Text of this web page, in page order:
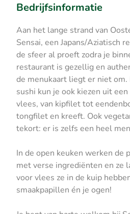
Bedrijfsinformatie
Aan het lange strand van
Sensai, een Japans/Aziatisch
de sfeer al proeft zodra je
restaurant is gezellig en
de menukaart liegt er niet
sushi kun je ook kiezen uit
vlees, van kipfilet tot
tongfilet en kreeft. Ook
tekort: er is zelfs een heel
In de open keuken werken de
met verse ingrediënten en ze
voor vlees ze in de kuip
smaakpapillen én je ogen!